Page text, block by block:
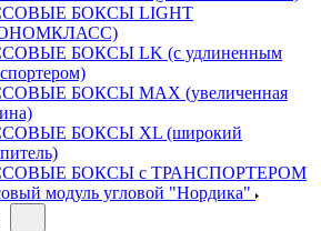
БОКСЫ LIGHT
БОКСЫ LK (с удлиненным
БОКСЫ MAX (увеличенная
БОКСЫ XL (широкий
БОКСЫ с ТРАНСПОРТЕРОМ
модуль угловой "Нордика"